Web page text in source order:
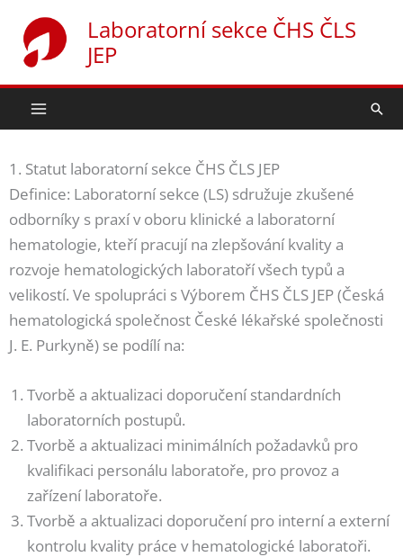
obsah
Laboratorní sekce ČHS ČLS
JEP
1. Statut laboratorní sekce ČHS ČLS JEP
Definice: Laboratorní sekce (LS) sdružuje zkušené
odborníky s praxí v oboru klinické a laboratorní
hematologie, kteří pracují na zlepšování kvality a
rozvoje hematologických laboratoří všech typů a
velikostí. Ve spolupráci s Výborem ČHS ČLS JEP (Česká
hematologická společnost České lékařské společnosti
J. E. Purkyně) se podílí na:
Tvorbě a aktualizaci doporučení standardních
laboratorních postupů.
Tvorbě a aktualizaci minimálních požadavků pro
kvalifikaci personálu laboratoře, pro provoz a
zařízení laboratoře.
Tvorbě a aktualizaci doporučení pro interní a externí
kontrolu kvality práce v hematologické laboratoři.